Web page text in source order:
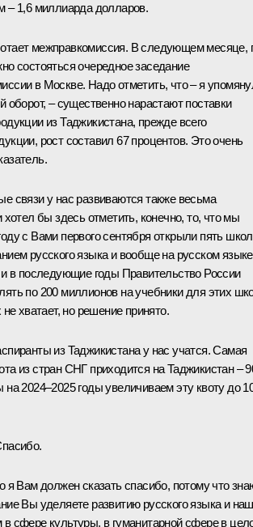
– 1,6 миллиарда долларов.
межправкомиссия. В следующем месяце,
состояться очередное заседание
в Москве. Надо отметить, что – я
оборот, – существенно нарастают поставки
из Таджикистана, прежде всего
рост составил 67 процентов. Это очень
связи у нас развиваются также весьма
хотел бы здесь отметить, конечно, то, что мы
с Вами первого сентября открылипять школ
русского языка и вообще на русском
в последующие годы Правительство России
по 200 миллионов на учебники для этих
хватает, но решение принято.
из Таджикистана у нас учатся. Самая
из стран СНГ приходится на Таджикистан –
2024–2025 годы увеличиваем эту квоту до
я Вам должен сказать спасибо, потому что
Вы уделяете развитию русского языка и
сфере культуры, в гуманитарной сфере в